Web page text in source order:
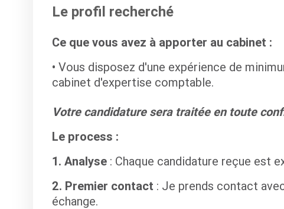
Le profil recherché
Ce que vous avez à apporter au cabinet :
Vous disposez d'une expérience de
cabinet d'expertise comptable.
Votre candidature sera traitée en toute
Le process :
1. Analyse : Chaque candidature reçue est
2. Premier contact : Je prends contact
échange.